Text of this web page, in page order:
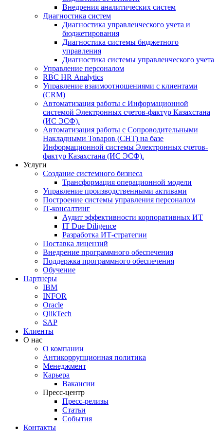
Внедрения аналитических систем
Диагностика систем
Диагностика управленческого учета и
бюджетирования
Диагностика системы бюджетного
управления
Диагностика системы управленческого учета
Управление персоналом
RBC HR Аnalytics
Управление взаимоотношениями с клиентами
(СRM)
Автоматизация работы с Информационной
системой Электронных счетов-фактур Казахстана
(ИС ЭСФ).
Автоматизация работы с Сопроводительными
Накладными Товаров (СНТ) на базе
Информационной системы Электронных счетов-
фактур Казахстана (ИС ЭСФ).
Услуги
Создание системного бизнеса
Трансформация операционной модели
Управление производственными активами
Построение системы управления персоналом
IT-консалтинг
Аудит эффективности корпоративных ИТ
IT Due Diligence
Разработка ИТ-стратегии
Поставка лицензий
Внедрение программного обеспечения
Поддержка программного обеспечения
Обучение
Партнеры
IBM
INFOR
Oracle
QlikTech
SAP
Клиенты
О нас
О компании
Антикоррупционная политика
Менеджмент
Карьера
Вакансии
Пресс-центр
Пресс-релизы
Статьи
События
Контакты